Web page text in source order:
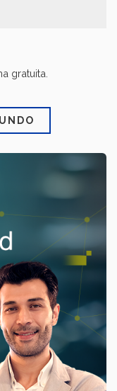
gratuita.